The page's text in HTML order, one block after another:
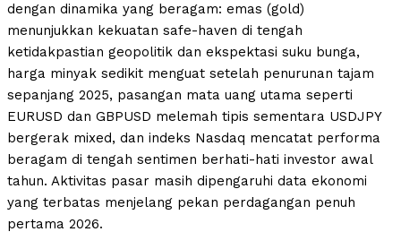
dengan dinamika yang beragam: emas (gold)
menunjukkan kekuatan safe-haven di tengah
ketidakpastian geopolitik dan ekspektasi suku bunga,
harga minyak sedikit menguat setelah penurunan tajam
sepanjang 2025, pasangan mata uang utama seperti
EURUSD dan GBPUSD melemah tipis sementara USDJPY
bergerak mixed, dan indeks Nasdaq mencatat performa
beragam di tengah sentimen berhati-hati investor awal
tahun. Aktivitas pasar masih dipengaruhi data ekonomi
yang terbatas menjelang pekan perdagangan penuh
pertama 2026.